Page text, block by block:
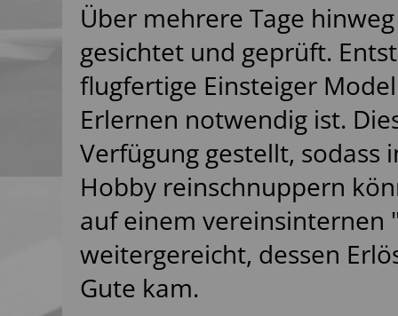
Über mehrere Tage
gesichtet und geprüft.
flugfertige Einsteiger
Erlernen notwendig ist.
Verfügung gestellt,
Hobby reinschnuppern
auf einem
weitergereicht, dessen
Gute kam.